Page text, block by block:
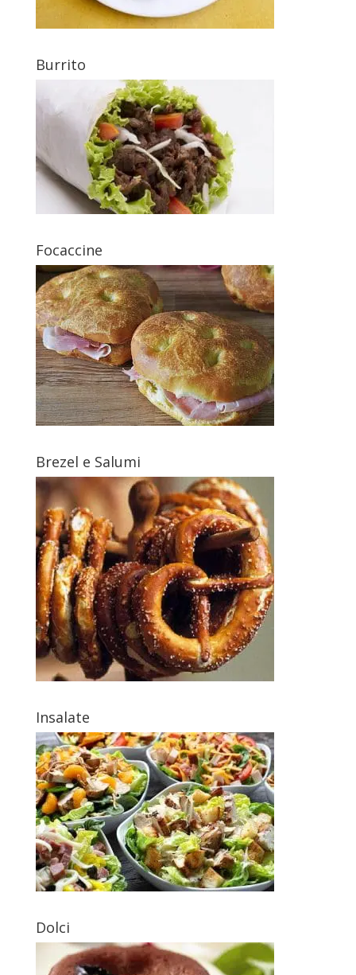
Burrito
Focaccine
Brezel e Salumi
Insalate
Dolci